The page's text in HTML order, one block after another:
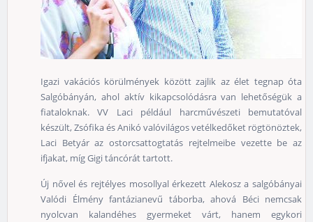
Igazi vakációs körülmények között zajlik az élet tegnap óta
Salgóbányán, ahol aktív kikapcsolódásra van lehetőségük a
fiataloknak. VV Laci például harcművészeti bemutatóval
készült, Zsófika és Anikó valóvilágos vetélkedőket rögtönöztek,
Laci Betyár az ostorcsattogtatás rejtelmeibe vezette be az
ifjakat, míg Gigi táncórát tartott.
Új nővel és rejtélyes mosollyal érkezett Alekosz a salgóbányai
Valódi Élmény fantázianevű táborba, ahová Béci nemcsak
nyolcvan kalandéhes gyermeket várt, hanem egykori